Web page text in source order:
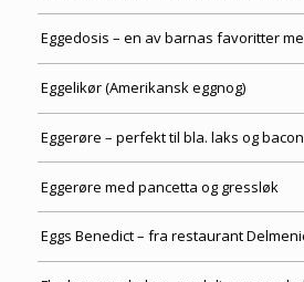
Eggedosis – en av barnas favoritter
Eggelikør (Amerikansk eggnog)
Eggerøre – perfekt til bla. laks og bacon
Eggerøre med pancetta og gressløk
Eggs Benedict – fra restaurant